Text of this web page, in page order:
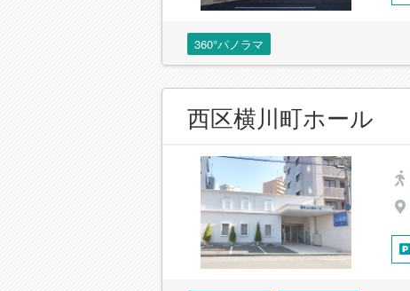
360°パノラマ
西区横川町ホール